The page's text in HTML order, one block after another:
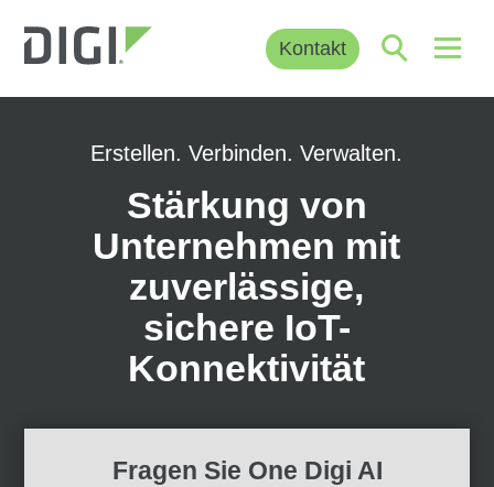
Kontakt
Erstellen. Verbinden. Verwalten.
Stärkung von
Unternehmen mit
zuverlässige,
sichere IoT-
Konnektivität
Fragen Sie One Digi AI